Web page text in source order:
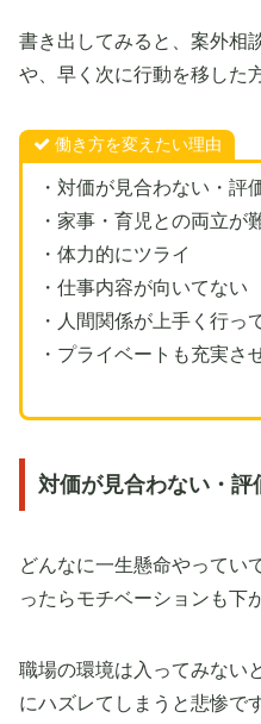
書き出してみると、案外相
や、早く次に行動を移した
働き方を変えたい理由
・対価が見合わない・評
・家事・育児との両立が
・体力的にツライ
・仕事内容が向いてない
・人間関係が上手く行っ
・プライベートも充実さ
対価が見合わない・評
どんなに一生懸命やってい
ったらモチベーションも下
職場の環境は入ってみない
にハズレてしまうと悲惨です